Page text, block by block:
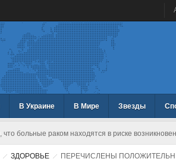
В Украине В Мире Звезды
больные раком находятся в риске
ЗДОРОВЬЕ ПЕРЕЧИСЛЕНЫ